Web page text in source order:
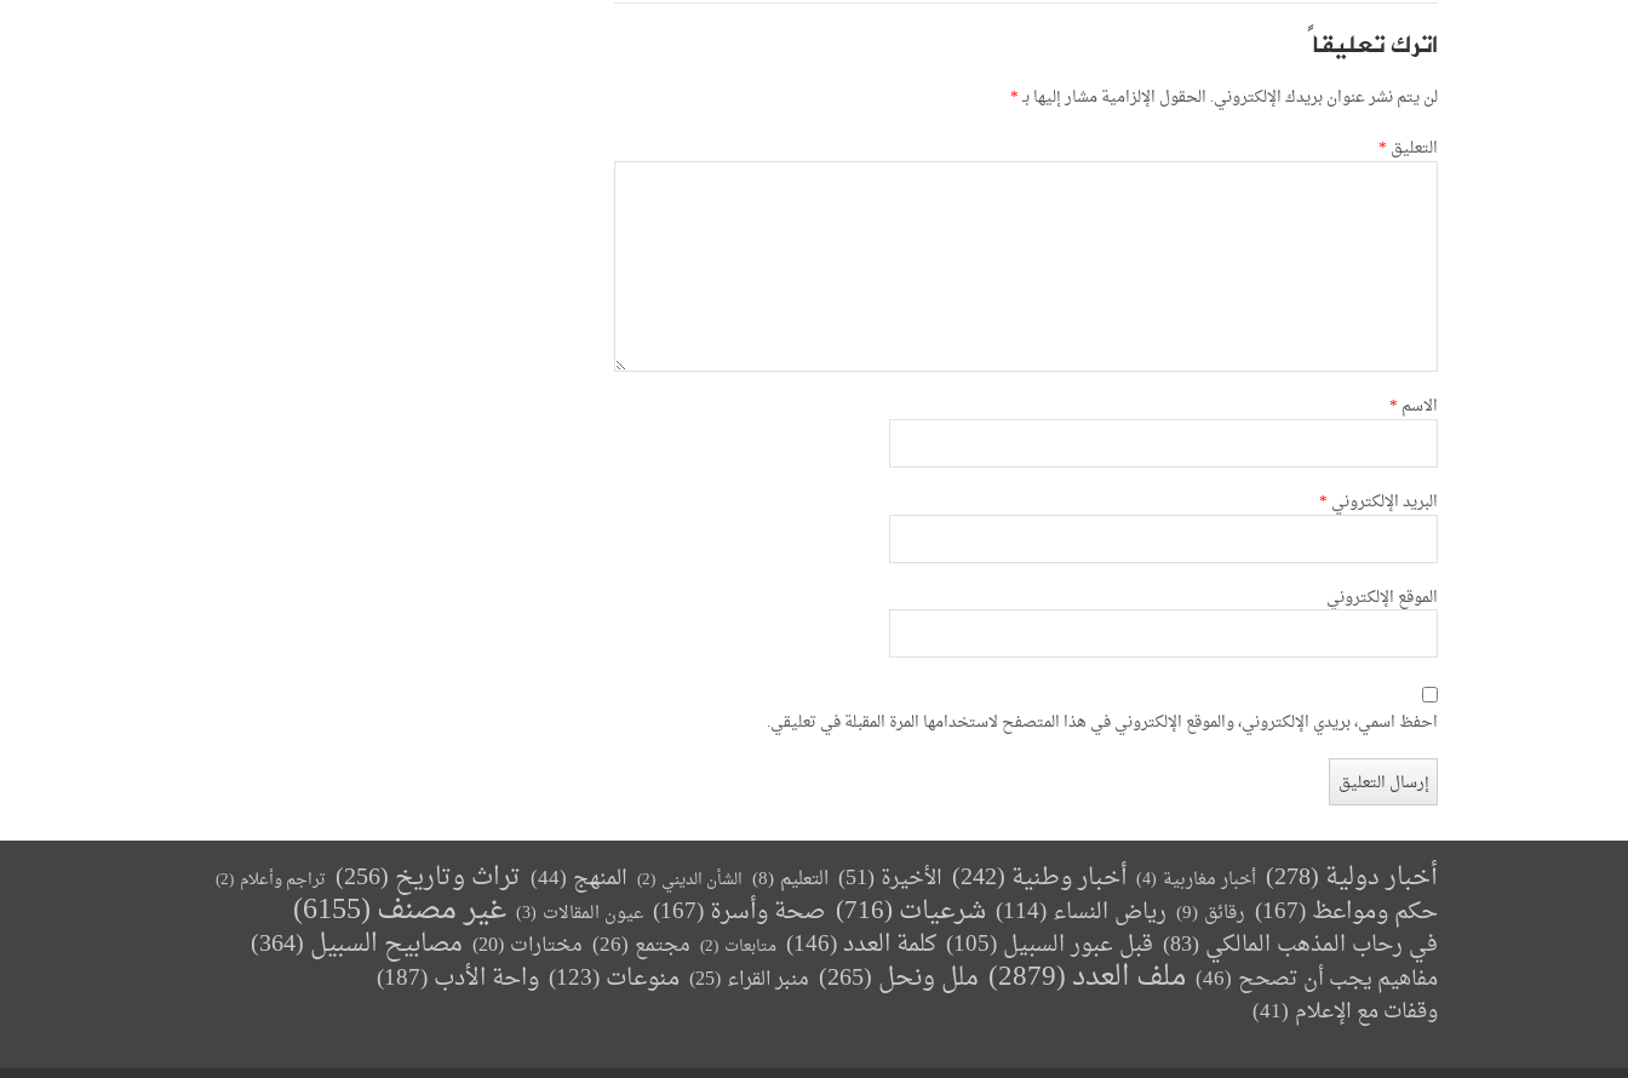
اترك تعليقاً
لن يتم نشر عنوان بريدك الإلكتروني. الحقول الإلزامية مشار إليها بـ*
التعليق *
الاسم *
البريد الإلكتروني *
الموقع الإلكتروني
احفظ اسمي، بريدي الإلكتروني، والموقع الإلكتروني في هذا المتصفح لاستخدامها المرة المقبلة في تعليقي.
أخبار دولية (278) أخبار مغاربية (4) أخبار وطنية(242) الأخيرة (51) التعليم (8) الشأن الديني (2) المنهج (44) تراث وتاريخ(256) تراجم وأعلام (2)
حكم ومواعظ(167) رقائق (9) رياض النساء(114) شرعيات(716) صحة وأسرة(167) عيون المقالات (3) غير مصنف(6155)
في رحاب المذهب المالكي (83) قبل عبور السبيل(105) كلمة العدد(146) متابعات (2) مجتمع (26) مختارات (20) مصابيح السبيل(364)
مفاهيم يجب أن تصحح (46) ملف العدد(2879) ملل ونحل(265) منبر القراء(25) منوعات(123) واحة الأدب(187)
وقفات مع الإعلام (41)